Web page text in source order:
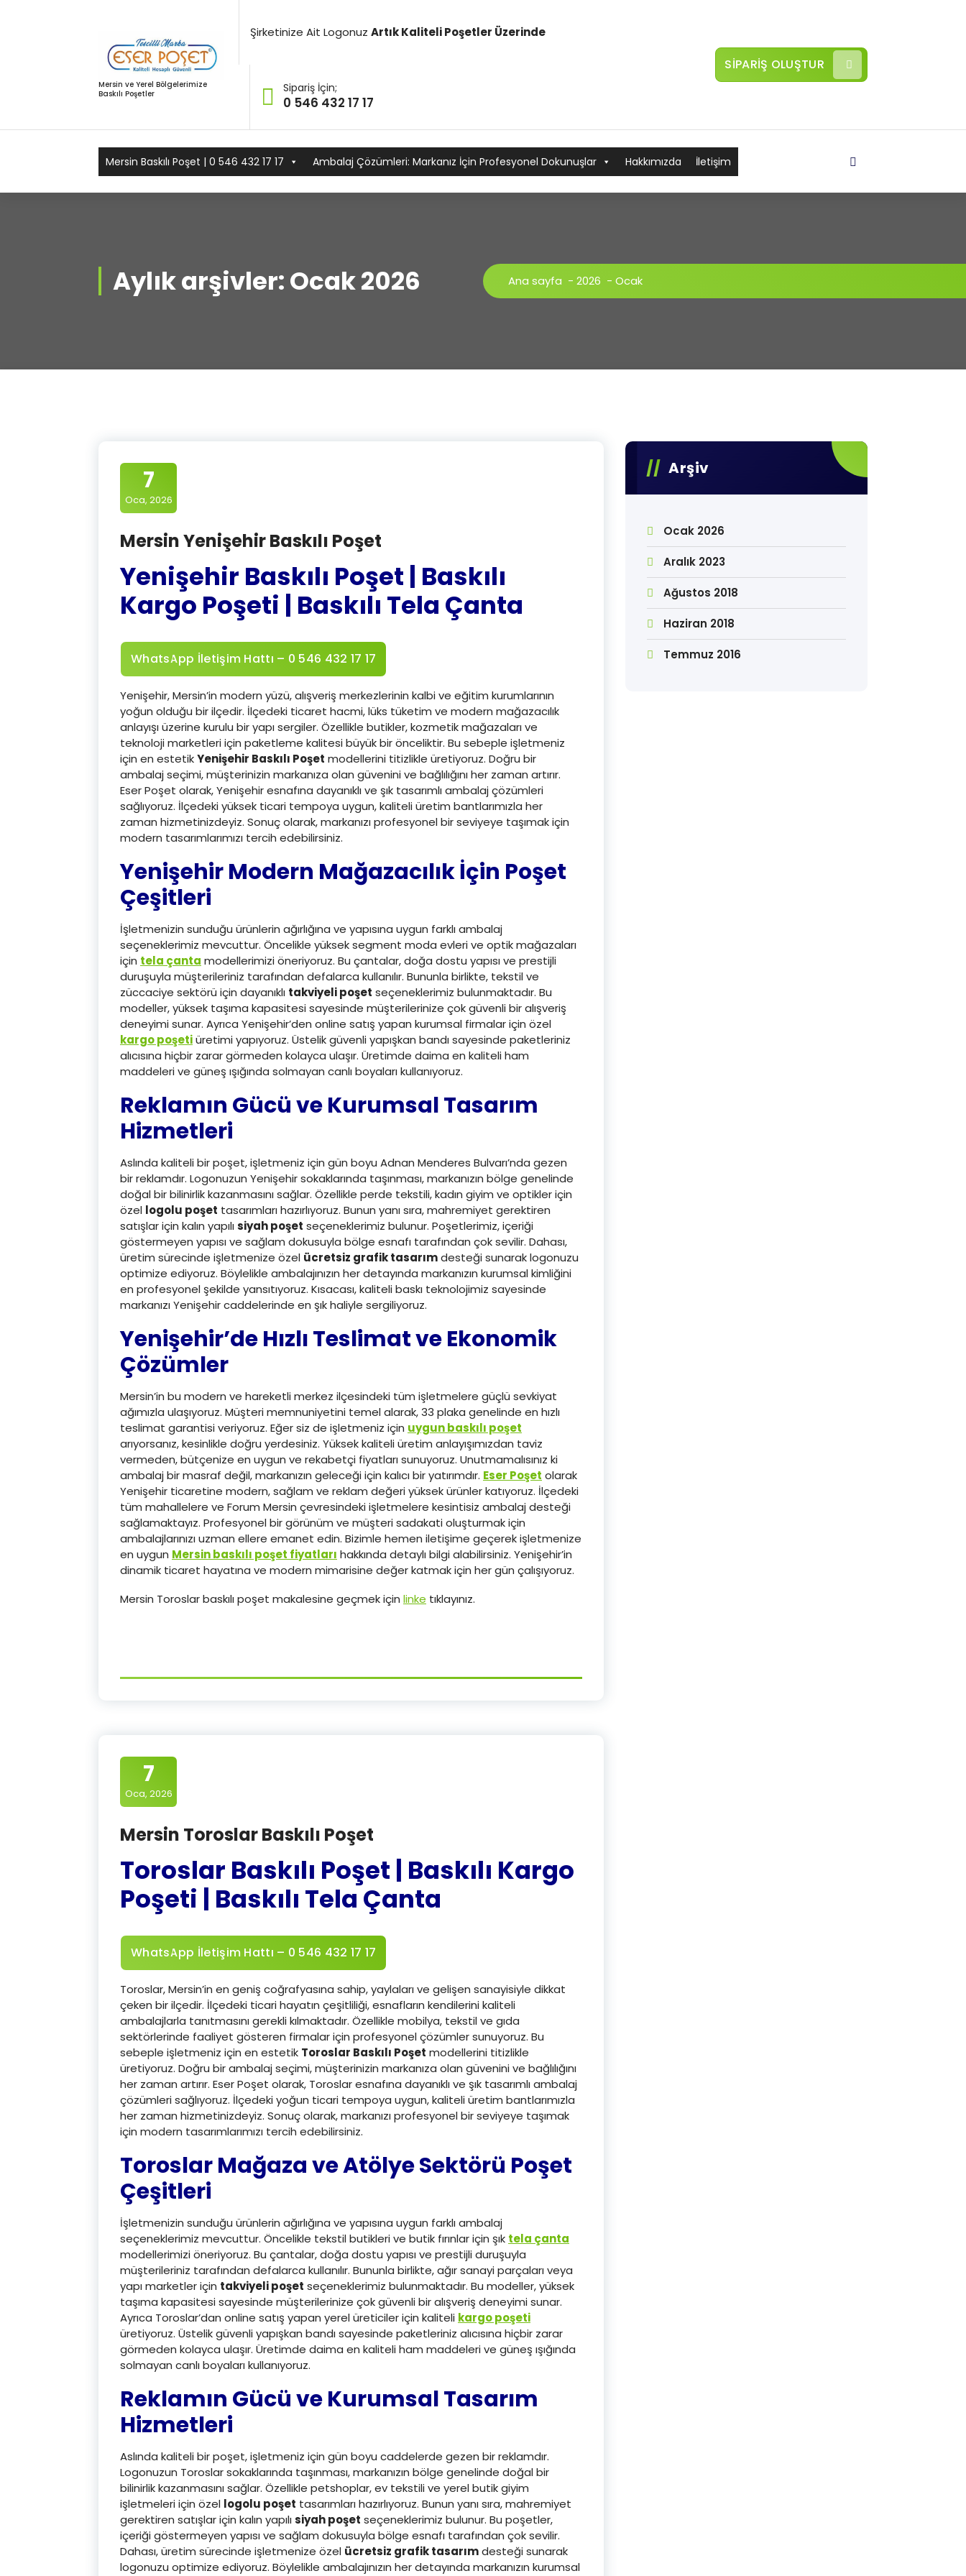
Mersin ve Yerel Bölgelerimize
Baskılı Poşetler
Şirketinize Ait LogonuzArtık Kaliteli Poşetler Üzerinde
Sipariş İçin;
0 546 432 17 17
SİPARİŞ OLUŞTUR
Mersin Baskılı Poşet | 0 546 432 17 17 Ambalaj Çözümleri: Markanız İçin Profesyonel Dokunuşlar Hakkımızda İletişim
Aylık arşivler: Ocak 2026 Ana sayfa - 2026 - Ocak
7
Oca, 2026
Mersin Yenişehir Baskılı Poşet
Yenişehir Baskılı Poşet | Baskılı
Kargo Poşeti | Baskılı Tela Çanta
WhatsApp İletişim Hattı – 0 546 432 17 17
Yenişehir, Mersin’in modern yüzü, alışveriş merkezlerinin kalbi ve eğitim kurumlarının
yoğun olduğu bir ilçedir. İlçedeki ticaret hacmi, lüks tüketim ve modern mağazacılık
anlayışı üzerine kurulu bir yapı sergiler. Özellikle butikler, kozmetik mağazaları ve
teknoloji marketleri için paketleme kalitesi büyük bir önceliktir. Bu sebeple işletmeniz
için en estetikYenişehir Baskılı Poşet modellerini titizlikle üretiyoruz. Doğru bir
ambalaj seçimi, müşterinizin markanıza olan güvenini ve bağlılığını her zaman artırır.
Eser Poşet olarak, Yenişehir esnafına dayanıklı ve şık tasarımlı ambalaj çözümleri
sağlıyoruz. İlçedeki yüksek ticari tempoya uygun, kaliteli üretim bantlarımızla her
zaman hizmetinizdeyiz. Sonuç olarak, markanızı profesyonel bir seviyeye taşımak için
modern tasarımlarımızı tercih edebilirsiniz.
Yenişehir Modern Mağazacılık İçin Poşet
Çeşitleri
İşletmenizin sunduğu ürünlerin ağırlığına ve yapısına uygun farklı ambalaj
seçeneklerimiz mevcuttur. Öncelikle yüksek segment moda evleri ve optik mağazaları
için tela çanta modellerimizi öneriyoruz. Bu çantalar, doğa dostu yapısı ve prestijli
duruşuyla müşterileriniz tarafından defalarca kullanılır. Bununla birlikte, tekstil ve
züccaciye sektörü için dayanıklı takviyeli poşet seçeneklerimiz bulunmaktadır. Bu
modeller, yüksek taşıma kapasitesi sayesinde müşterilerinize çok güvenli bir alışveriş
deneyimi sunar. Ayrıca Yenişehir’den online satış yapan kurumsal firmalar için özel
kargo poşetiüretimi yapıyoruz. Üstelik güvenli yapışkan bandı sayesinde paketleriniz
alıcısına hiçbir zarar görmeden kolayca ulaşır. Üretimde daima en kaliteli ham
maddeleri ve güneş ışığında solmayan canlı boyaları kullanıyoruz.
Reklamın Gücü ve Kurumsal Tasarım
Hizmetleri
Aslında kaliteli bir poşet, işletmeniz için gün boyu Adnan Menderes Bulvarı’nda gezen
bir reklamdır. Logonuzun Yenişehir sokaklarında taşınması, markanızın bölge genelinde
doğal bir bilinirlik kazanmasını sağlar. Özellikle perde tekstili, kadın giyim ve optikler için
özel logolu poşet tasarımları hazırlıyoruz. Bunun yanı sıra, mahremiyet gerektiren
satışlar için kalın yapılısiyah poşet seçeneklerimiz bulunur. Poşetlerimiz, içeriği
göstermeyen yapısı ve sağlam dokusuyla bölge esnafı tarafından çok sevilir. Dahası,
üretim sürecinde işletmenize özel ücretsiz grafik tasarımdesteği sunarak logonuzu
optimize ediyoruz. Böylelikle ambalajınızın her detayında markanızın kurumsal kimliğini
en profesyonel şekilde yansıtıyoruz. Kısacası, kaliteli baskı teknolojimiz sayesinde
markanızı Yenişehir caddelerinde en şık haliyle sergiliyoruz.
Yenişehir’de Hızlı Teslimat ve Ekonomik
Çözümler
Mersin’in bu modern ve hareketli merkez ilçesindeki tüm işletmelere güçlü sevkiyat
ağımızla ulaşıyoruz. Müşteri memnuniyetini temel alarak, 33 plaka genelinde en hızlı
teslimat garantisi veriyoruz. Eğer siz de işletmeniz için uygun baskılı poşet
arıyorsanız, kesinlikle doğru yerdesiniz. Yüksek kaliteli üretim anlayışımızdan taviz
vermeden, bütçenize en uygun ve rekabetçi fiyatları sunuyoruz. Unutmamalısınız ki
ambalaj bir masraf değil, markanızın geleceği için kalıcı bir yatırımdır. Eser Poşet olarak
Yenişehir ticaretine modern, sağlam ve reklam değeri yüksek ürünler katıyoruz. İlçedeki
tüm mahallelere ve Forum Mersin çevresindeki işletmelere kesintisiz ambalaj desteği
sağlamaktayız. Profesyonel bir görünüm ve müşteri sadakati oluşturmak için
ambalajlarınızı uzman ellere emanet edin. Bizimle hemen iletişime geçerek işletmenize
en uygun Mersin baskılı poşet fiyatları hakkında detaylı bilgi alabilirsiniz. Yenişehir’in
dinamik ticaret hayatına ve modern mimarisine değer katmak için her gün çalışıyoruz.
Mersin Toroslar baskılı poşet makalesine geçmek için linke tıklayınız.
7
Oca, 2026
Mersin Toroslar Baskılı Poşet
Toroslar Baskılı Poşet | Baskılı Kargo
Poşeti | Baskılı Tela Çanta
WhatsApp İletişim Hattı – 0 546 432 17 17
Toroslar, Mersin’in en geniş coğrafyasına sahip, yaylaları ve gelişen sanayisiyle dikkat
çeken bir ilçedir. İlçedeki ticari hayatın çeşitliliği, esnafların kendilerini kaliteli
ambalajlarla tanıtmasını gerekli kılmaktadır. Özellikle mobilya, tekstil ve gıda
sektörlerinde faaliyet gösteren firmalar için profesyonel çözümler sunuyoruz. Bu
sebeple işletmeniz için en estetik Toroslar Baskılı Poşet modellerini titizlikle
üretiyoruz. Doğru bir ambalaj seçimi, müşterinizin markanıza olan güvenini ve bağlılığını
her zaman artırır. Eser Poşet olarak, Toroslar esnafına dayanıklı ve şık tasarımlı ambalaj
çözümleri sağlıyoruz. İlçedeki yoğun ticari tempoya uygun, kaliteli üretim bantlarımızla
her zaman hizmetinizdeyiz. Sonuç olarak, markanızı profesyonel bir seviyeye taşımak
için modern tasarımlarımızı tercih edebilirsiniz.
Toroslar Mağaza ve Atölye Sektörü Poşet
Çeşitleri
İşletmenizin sunduğu ürünlerin ağırlığına ve yapısına uygun farklı ambalaj
seçeneklerimiz mevcuttur. Öncelikle tekstil butikleri ve butik fırınlar için şık tela çanta
modellerimizi öneriyoruz. Bu çantalar, doğa dostu yapısı ve prestijli duruşuyla
müşterileriniz tarafından defalarca kullanılır. Bununla birlikte, ağır sanayi parçaları veya
yapı marketler için takviyeli poşet seçeneklerimiz bulunmaktadır. Bu modeller, yüksek
taşıma kapasitesi sayesinde müşterilerinize çok güvenli bir alışveriş deneyimi sunar.
Ayrıca Toroslar’dan online satış yapan yerel üreticiler için kaliteli kargo poşeti
üretiyoruz. Üstelik güvenli yapışkan bandı sayesinde paketleriniz alıcısına hiçbir zarar
görmeden kolayca ulaşır. Üretimde daima en kaliteli ham maddeleri ve güneş ışığında
solmayan canlı boyaları kullanıyoruz.
Reklamın Gücü ve Kurumsal Tasarım
Hizmetleri
Aslında kaliteli bir poşet, işletmeniz için gün boyu caddelerde gezen bir reklamdır.
Logonuzun Toroslar sokaklarında taşınması, markanızın bölge genelinde doğal bir
bilinirlik kazanmasını sağlar. Özellikle petshoplar, ev tekstili ve yerel butik giyim
işletmeleri için özel logolu poşet tasarımları hazırlıyoruz. Bunun yanı sıra, mahremiyet
gerektiren satışlar için kalın yapılısiyah poşet seçeneklerimiz bulunur. Bu poşetler,
içeriği göstermeyen yapısı ve sağlam dokusuyla bölge esnafı tarafından çok sevilir.
Dahası, üretim sürecinde işletmenize özel ücretsiz grafik tasarımdesteği sunarak
logonuzu optimize ediyoruz. Böylelikle ambalajınızın her detayında markanızın kurumsal
Arşiv
Ocak 2026
Aralık 2023
Ağustos 2018
Haziran 2018
Temmuz 2016